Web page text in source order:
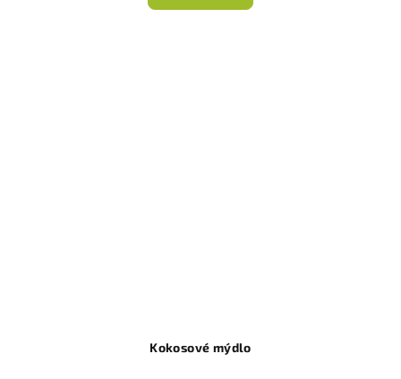
Kokosové mýdlo